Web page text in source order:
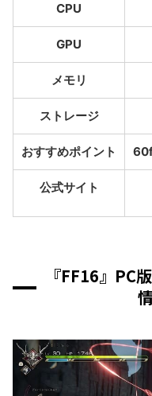
CPU
GPU
メモリ
ストレージ
おすすめポイント
公式サイト
『FF16』PC